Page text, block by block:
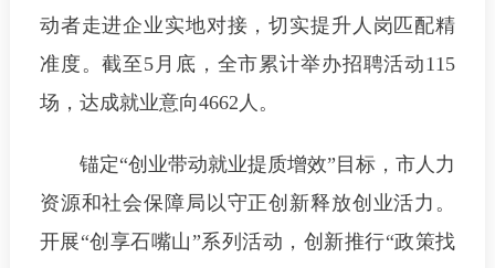
动者走进企业实地对接，切实提升人岗匹配精
准度。截至5月底，全市累计举办招聘活动115
场，达成就业意向4662人。
锚定“创业带动就业提质增效”目标，市人力
资源和社会保障局 以守正创新释放创业活力。
开展“创享石嘴山”系列活动，创新推行“政策找